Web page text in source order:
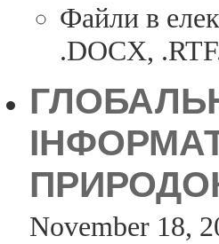
Файли в
.DOCX,
November 18,